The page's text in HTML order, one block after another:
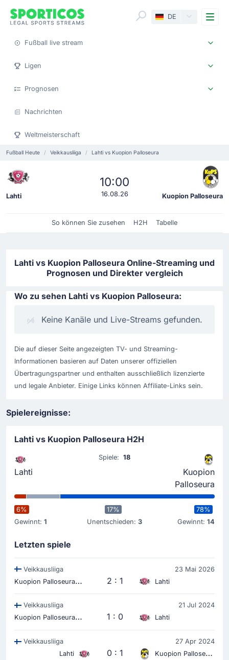
DE
Fußball live stream
Ligen
Prognosen
Nachrichten
Weltmeisterschaft
Fußball Heute Veikkausliiga Lahti vs Kuopion Palloseura
Lahti
10:00
16.08.26 Kuopion Palloseura
So können Sie zusehen H2H Tabelle
Lahti vs Kuopion Palloseura Online-Streaming und
Prognosen und Direkter vergleich
Wo zu sehen Lahti vs Kuopion Palloseura:
Keine Kanäle und Live-Streams gefunden.
Die auf dieser Seite angezeigten TV- und Streaming-
Informationen basieren auf Daten unserer offiziellen
Übertragungspartner und enthalten ausschließlich lizenzierte
und legale Anbieter. Einige Links können Affiliate-Links sein.
Spielereignisse:
Lahti vs Kuopion Palloseura H2H
Lahti
Spiele: 18
Kuopion
Palloseura
6%
Gewinnt: 1
17%
Unentschieden: 3
78%
Gewinnt: 14
Letzten spiele
Veikkausliiga 23 Mai 2026
K
uopion Palloseura 2 : 1 Lahti
Veikkausliiga 21 Jul 2024
K
uopion Palloseura 1 : 0 Lahti
Veikkausliiga
27 Apr 2024
Lahti
0 : 1 Kuopion Palloseura